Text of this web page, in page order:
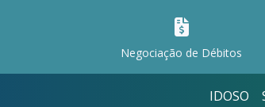
Negociação de Débitos
IDOSO